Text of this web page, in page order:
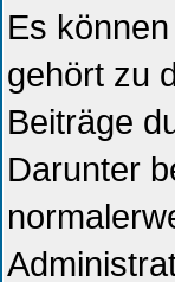
Es
gehört zu
Beiträge
Darunter